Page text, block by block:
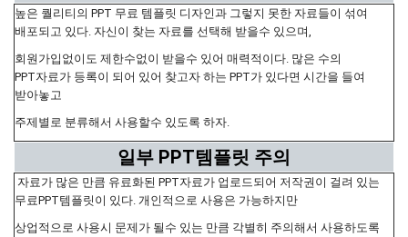
높은 퀄리티의 PPT 무료 템플릿 디자인과 그렇지 못한 자료들이 섞여
배포되고 있다. 자신이 찾는 자료를 선택해 받을수 있으며,
회원가입없이도 제한수없이 받을수 있어 매력적이다. 많은 수의
PPT자료가 등록이 되어 있어 찾고자 하는 PPT가 있다면 시간을 들여
받아놓고
주제별로 분류해서 사용할수 있도록 하자.
일부 PPT템플릿 주의
자료가 많은 만큼 유료화된 PPT자료가 업로드되어 저작권이 걸려 있는
무료PPT템플릿이 있다. 개인적으로 사용은 가능하지만
상업적으로 사용시 문제가 될수 있는 만큼 각별히 주의해서 사용하도록